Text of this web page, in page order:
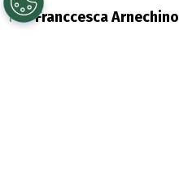
Por Franccesca Arnechino